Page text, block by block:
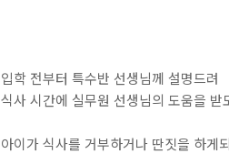
입학 전부터 특수반 선생님께 설명드려
식사 시간에 실무원 선생님의 도움을 받
아이가 식사를 거부하거나 딴짓을 하게